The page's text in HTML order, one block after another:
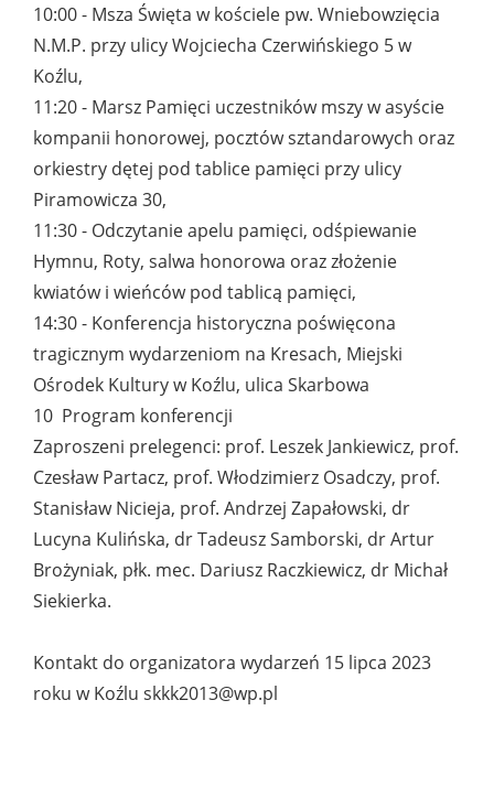
10:00 - Msza Święta w kościele pw. Wniebowzięcia
N.M.P. przy ulicy Wojciecha Czerwińskiego 5 w
Koźlu,
11:20 - Marsz Pamięci uczestników mszy w asyście
kompanii honorowej, pocztów sztandarowych oraz
orkiestry dętej pod tablice pamięci przy ulicy
Piramowicza 30,
11:30 - Odczytanie apelu pamięci, odśpiewanie
Hymnu, Roty, salwa honorowa oraz złożenie
kwiatów i wieńców pod tablicą pamięci,
14:30 - Konferencja historyczna poświęcona
tragicznym wydarzeniom na Kresach, Miejski
Ośrodek Kultury w Koźlu, ulica Skarbowa
10 Program konferencji
Zaproszeni prelegenci: prof. Leszek Jankiewicz, prof.
Czesław Partacz, prof. Włodzimierz Osadczy, prof.
Stanisław Nicieja, prof. Andrzej Zapałowski, dr
Lucyna Kulińska, dr Tadeusz Samborski, dr Artur
Brożyniak, płk. mec. Dariusz Raczkiewicz, dr Michał
Siekierka.
Kontakt do organizatora wydarzeń 15 lipca 2023
roku w Koźlu skkk2013@wp.pl